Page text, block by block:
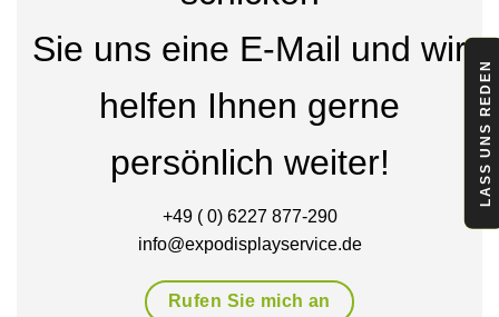
Sie uns eine E-Mail und wir
helfen Ihnen gerne
persönlich weiter!
+49 ( 0) 6227 877-290
info@expodisplayservice.de
Rufen Sie mich an
LASS UNS REDEN